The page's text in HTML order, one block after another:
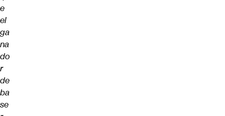
e
el
ga
na
do
r
de
ba
se